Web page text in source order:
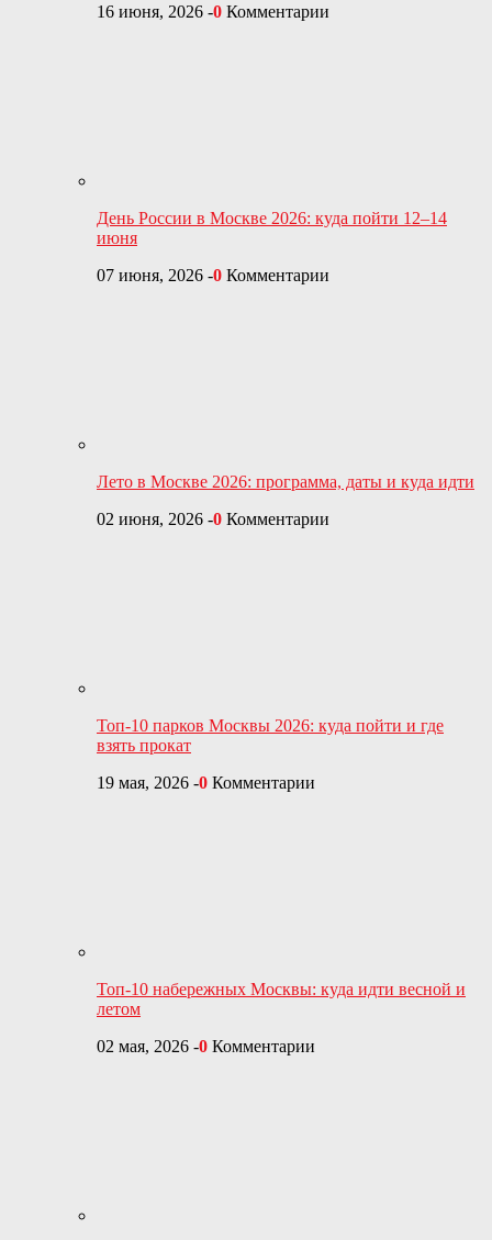
16 июня, 2026 -0 Комментарии
День России в Москве 2026: куда пойти 12–14
июня
07 июня, 2026 -0 Комментарии
Лето в Москве 2026: программа, даты и куда идти
02 июня, 2026 -0 Комментарии
Топ-10 парков Москвы 2026: куда пойти и где
взять прокат
19 мая, 2026 -0 Комментарии
Топ-10 набережных Москвы: куда идти весной и
летом
02 мая, 2026 -0 Комментарии